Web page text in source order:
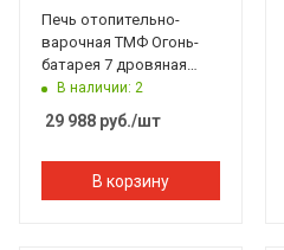
Печь отопительно-
варочная ТМФ Огонь-
батарея 7 дровяная
антрацит
В наличии: 2
29 988 руб./шт
В корзину